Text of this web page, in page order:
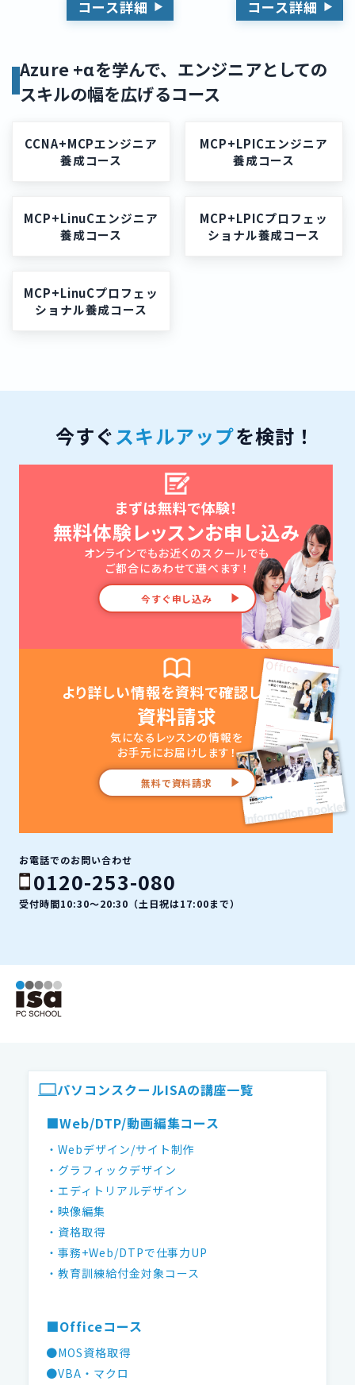
コース詳細 コース詳細
Azure +αを学んで、エンジニアとしての
スキルの幅を広げるコース
CCNA+MCPエンジニア
養成コース
MCP+LPICエンジニア
養成コース
MCP+LinuCエンジニア
養成コース
MCP+LPICプロフェッ
ショナル養成コース
MCP+LinuCプロフェッ
ショナル養成コース
今すぐスキルアップを検討！
まずは無料で体験！
無料体験レッスンお申し込み
オンラインでもお近くのスクールでも
ご都合にあわせて選べます！
今すぐ申し込み
より詳しい情報を資料で確認したい
資料請求
気になるレッスンの情報を
お手元にお届けします！
無料で資料請求
お電話でのお問い合わせ
0120-253-080
受付時間10:30〜20:30（土日祝は17:00まで）
パソコンスクールISAの講座一覧
■Web/DTP/動画編集コース
・Webデザイン/サイト制作
・グラフィックデザイン
・エディトリアルデザイン
・映像編集
・資格取得
・事務+Web/DTPで仕事力UP
・教育訓練給付金対象コース
■Officeコース
●MOS資格取得
●VBA・マクロ